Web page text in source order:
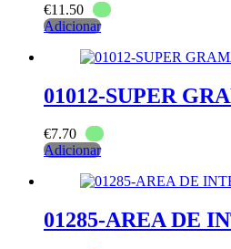
€11.50
Adicionar
01012-SUPER
€7.70
Adicionar
01285-AREA DE